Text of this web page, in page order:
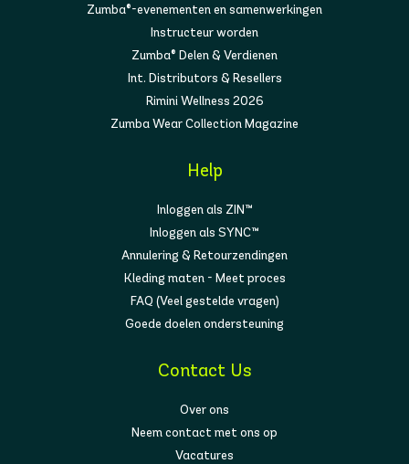
Zumba®-evenementen en samenwerkingen
Instructeur worden
Zumba® Delen & Verdienen
Int. Distributors & Resellers
Rimini Wellness 2026
Zumba Wear Collection Magazine
Help
Inloggen als ZIN™
Inloggen als SYNC™
Annulering & Retourzendingen
Kleding maten - Meet proces
FAQ (Veel gestelde vragen)
Goede doelen ondersteuning
Contact Us
Over ons
Neem contact met ons op
Vacatures